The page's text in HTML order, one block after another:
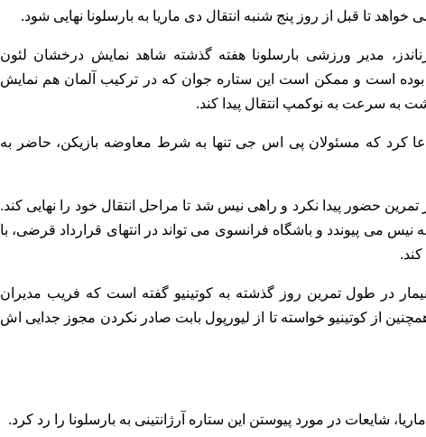
خواهد تا قبل از روز پنج شنبه انتقال دی ماریا به بارسلونا نهایی شود.
مدیر ورزشی بارسلونا هفته گذشته شاهد نمایش درخشان لئون
بوده است و ممکن است این ستاره جوان که در ترکیب آلمان هم نمایش
به سرعت به نوکمپ انتقال پیدا کند.
کرد که مسئولان پی اس جی تنها به شرط معاوضه بازیکن، حاضر به
تمرین حضور پیدا نکرد و راهی نیس شد تا مراحل انتقال خود را نهایی کند.
می پیوندد و باشگاه فرانسوی می تواند در انتهای قرارداد قرضی، با
نیمار در طول تمرین روز گذشته به کوتینیو گفته است که فریب مدیران
همچنین از کوتینیو خواسته تا از لیورپول بابت صادر نکردن مجوز جدایی اش
شایعات در مورد پیوستن این ستاره آرژانتینی به بارسلونا را رد کرد.